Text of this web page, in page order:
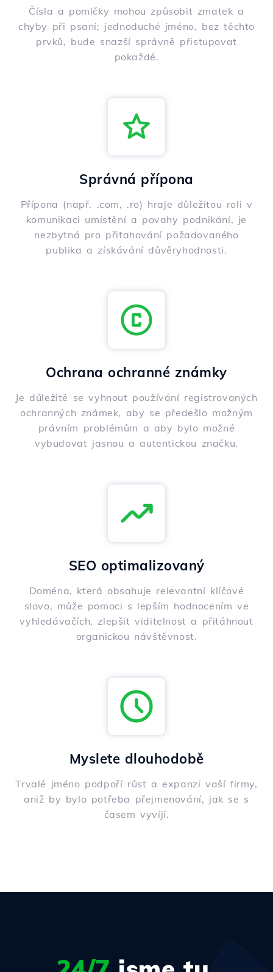
Čísla a pomlčky mohou způsobit zmatek a
chyby při psaní; jednoduché jméno, bez těchto
prvků, bude snazší správně přistupovat
pokaždé.
Správná přípona
Přípona (např. .com, .ro) hraje důležitou roli v
komunikaci umístění a povahy podnikání, je
nezbytná pro přitahování požadovaného
publika a získávání důvěryhodnosti.
Ochrana ochranné známky
Je důležité se vyhnout používání registrovaných
ochranných známek, aby se předešlo možným
právním problémům a aby bylo možné
vybudovat jasnou a autentickou značku.
SEO optimalizovaný
Doména, která obsahuje relevantní klíčové
slovo, může pomoci s lepším hodnocením ve
vyhledávačích, zlepšit viditelnost a přitáhnout
organickou návštěvnost.
Myslete dlouhodobě
Trvalé jméno podpoří růst a expanzi vaší firmy,
aniž by bylo potřeba přejmenování, jak se s
časem vyvíjí.